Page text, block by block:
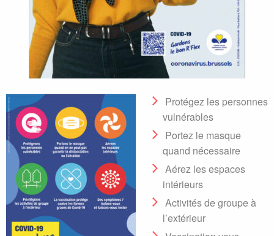
Protégez les personnes
vulnérables
Portez le masque
quand nécessaire
Aérez les espaces
intérieurs
Activités de groupe à
l’extérieur